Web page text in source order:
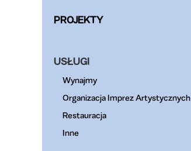
PROJEKTY
USŁUGI
Wynajmy
Organizacja Imprez Artystycznych
Restauracja
Inne